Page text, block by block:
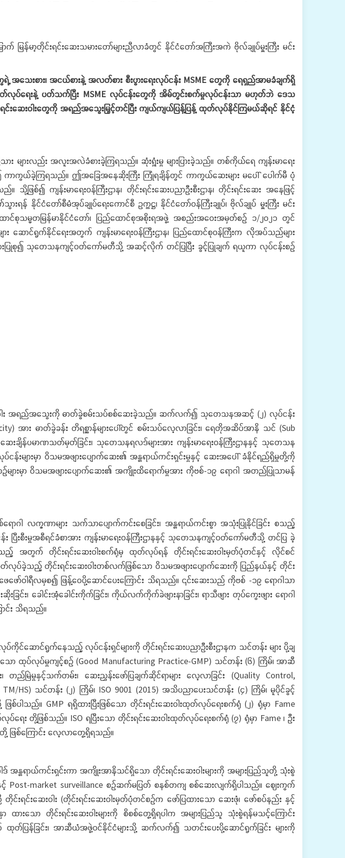
န်မာ့တိုင်းရင်းဆေးသမားတော်များညီလာခံတွင် နိုင်ငံတော်အကြီးအကဲ ဗိုလ်ချုပ်မှူးကြီး မင်း
အသေးစား၊ အငယ်စားနဲ့ အလတ်စား စီးပွားရေးလုပ်ငန်း MSME တွေကို ရေရှည်အာမခံချက်ရှိ
ထုတ်လုပ်ရေးနဲ့ ပတ်သက်ပြီး MSME လုပ်ငန်းတွေကို အိမ်တွင်းစက်မှုလုပ်ငန်းသာ မဟုတ်ဘဲ ဒေသ
ေးဝါးတွေကို အရည်အသွေးမြှင့်တင်ပြီး ကျယ်ကျယ်ပြန့်ပြန့် ထုတ်လုပ်နိုင်ကြမယ်ဆိုရင် နိုင်ငံ့
ျားလည်း အလူးအလဲခံစားခဲ့ကြရသည်။ ဆုံးရှုံးမှု များပြားခဲ့သည်။ တစ်ကိုယ်ရေ ကျန်းမာရေး
ခဲ့ကြရသည်။ ဤအခြေအနေဆိုးကြီး ကြုံရချိန်တွင် ကာကွယ်ဆေးများ မပေါ် ပေါက်မီ ပုံ
ြစ်၍ ကျန်းမာရေးဝန်ကြီးဌာန၊ တိုင်းရင်းဆေးပညာဦးစီးဌာန၊ တိုင်းရင်းဆေး အနေဖြင့်
င်ငံတော်စီမံအုပ်ချုပ်ရေးကောင်စီ ဥက္ကဋ္ဌ၊ နိုင်ငံတော်ဝန်ကြီးချုပ်၊ ဗိုလ်ချုပ် မှူးကြီး မင်း
သမ္မတမြန်မာနိုင်ငံတော်၊ ပြည်ထောင်စုအစိုးရအဖွဲ့ အစည်းအဝေးအမှတ်စဉ် ၁/၂၀၂၁ တွင်
ောင်ရွက်နိုင်ရေးအတွက် ကျန်းမာရေးဝန်ကြီးဌာန၊ ပြည်ထောင်စုဝန်ကြီးက လိုအပ်သည်များ
ပြုစု၍ သုတေသနကျင့်ဝတ်ကော်မတီသို့ အဆင့်လိုက် တင်ပြပြီး ခွင့်ပြုချက် ရယူကာ လုပ်ငန်းစဉ်
ဝါး အရည်အသွေးကို ဓာတ်ခွဲစမ်းသပ်စစ်ဆေးခဲ့သည်။ ဆက်လက်၍ သုတေသနအဆင့် (၂) လုပ်ငန်း
အား ဓာတ်ခွဲခန်း တိရစ္ဆာန်များပေါ်တွင် စမ်းသပ်လေ့လာခြင်း၊ ရေတိုအဆိပ်အာနိ သင် (Sub
ချိန်ပမာဏသတ်မှတ်ခြင်း၊ သုတေသနရလဒ်များအား ကျန်းမာရေးဝန်ကြီးဌာနနှင့် သုတေသန
ားမှာ ဝိသမအဖျားပျောက်ဆေး၏ အန္တရာယ်ကင်းရှင်းမှုနှင့် ဆေးအပေါ် ခံနိုင်ရည်ရှိမှုတို့ကို
ျားမှာ ဝိသမအဖျားပျောက်ဆေး၏ အကျိုးထိရောက်မှုအား ကိုဗစ်-၁၉ ရောဂါ အတည်ပြုသာမန်
ခဏာများ သက်သာပျောက်ကင်းစေခြင်း၊ အန္တရာယ်ကင်းစွာ အသုံးပြုနိုင်ခြင်း စသည့်
စီးမှုအစီရင်ခံစာအား ကျန်းမာရေးဝန်ကြီးဌာနနှင့် သုတေသနကျင့်ဝတ်ကော်မတီသို့ တင်ပြ ခဲ့
ည့် အတွက် တိုင်းရင်းဆေးဝါးစက်ရုံမှ ထုတ်လုပ်ရန် တိုင်းရင်းဆေးဝါးမှတ်ပုံတင်နှင့် လိုင်စင်
ခဲ့သည့် တိုင်းရင်းဆေးဝါးတစ်လက်ဖြစ်သော ဝိသမအဖျားပျောက်ဆေးကို ပြည်နယ်နှင့် တိုင်း
ေဖော်ဝါရီလမှစ၍ ဖြန့်ဝေပို့ဆောင်ပေးကြောင်း သိရသည်။ ၎င်းဆေးသည် ကိုဗစ် -၁၉ ရောဂါသာ
ခြင်း၊ ခေါင်းအုံခေါင်းကိုက်ခြင်း၊ ကိုယ်လက်ကိုက်ခဲဖျားနာခြင်း၊ ရာသီဖျား တုပ်ကွေးဖျား ရောဂါ
ာင်း သိရသည်။
င်ဆောင်ရွက်နေသည့် လုပ်ငန်းရှင်များကို တိုင်းရင်းဆေးပညာဦးစီးဌာနက သင်တန်း များ ပို့ချ
ော ထုပ်လုပ်မှုကျင့်စဉ် (Good Manufacturing Practice-GMP) သင်တန်း (၆) ကြိမ်၊ အာဆီ
ည်မြဲမှုနှင့်သက်တမ်း၊ ဆေးညွှန်းဖော်ပြချက်ဆိုင်ရာများ လေ့လာခြင်း (Quality Control,
HS) သင်တန်း (၂) ကြိမ်၊ ISO 9001 (2015) အသိပညာပေးသင်တန်း (၄) ကြိမ်၊ မူပိုင်ခွင့်
ြစ်ပါသည်။ GMP ရရှိထားပြီးဖြစ်သော တိုင်းရင်းဆေးဝါးထုတ်လုပ်ရေးစက်ရုံ (၂) ရုံမှာ Fame
ရေး တို့ဖြစ်သည်။ ISO ရပြီးသော တိုင်းရင်းဆေးဝါးထုတ်လုပ်ရေးစက်ရုံ (၇) ရုံမှာ Fame ၊ ဦး
းတို့ ဖြစ်ကြောင်း လေ့လာတွေ့ရှိရသည်။
ရာယ်ကင်းရှင်းကာ အကျိုးအာနိသင်ရှိသော တိုင်းရင်းဆေးဝါးများကို အများပြည်သူတို့ သုံးစွဲ
နှင့် Post-market surveillance စဉ်ဆက်မပြတ် စနစ်တကျ စစ်ဆေးလျက်ရှိပါသည်။ ဈေးကွက်
းရင်းဆေးဝါး (တိုင်းရင်းဆေးဝါးမှတ်ပုံတင်စဉ်က ဖော်ပြထားသော ဆေးဖုံ၊ ဖော်စပ်နည်း နှင့်
ားသော တိုင်းရင်းဆေးဝါးများကို စိစစ်တွေ့ရှိရပါက အများပြည်သူ သုံးစွဲရန်မသင့်ကြောင်း
ထုတ်ပြန်ခြင်း၊ အာဆီယံအဖွဲ့ဝင်နိုင်ငံများသို့ ဆက်လက်၍ သတင်းပေးပို့ဆောင်ရွက်ခြင်း များကို